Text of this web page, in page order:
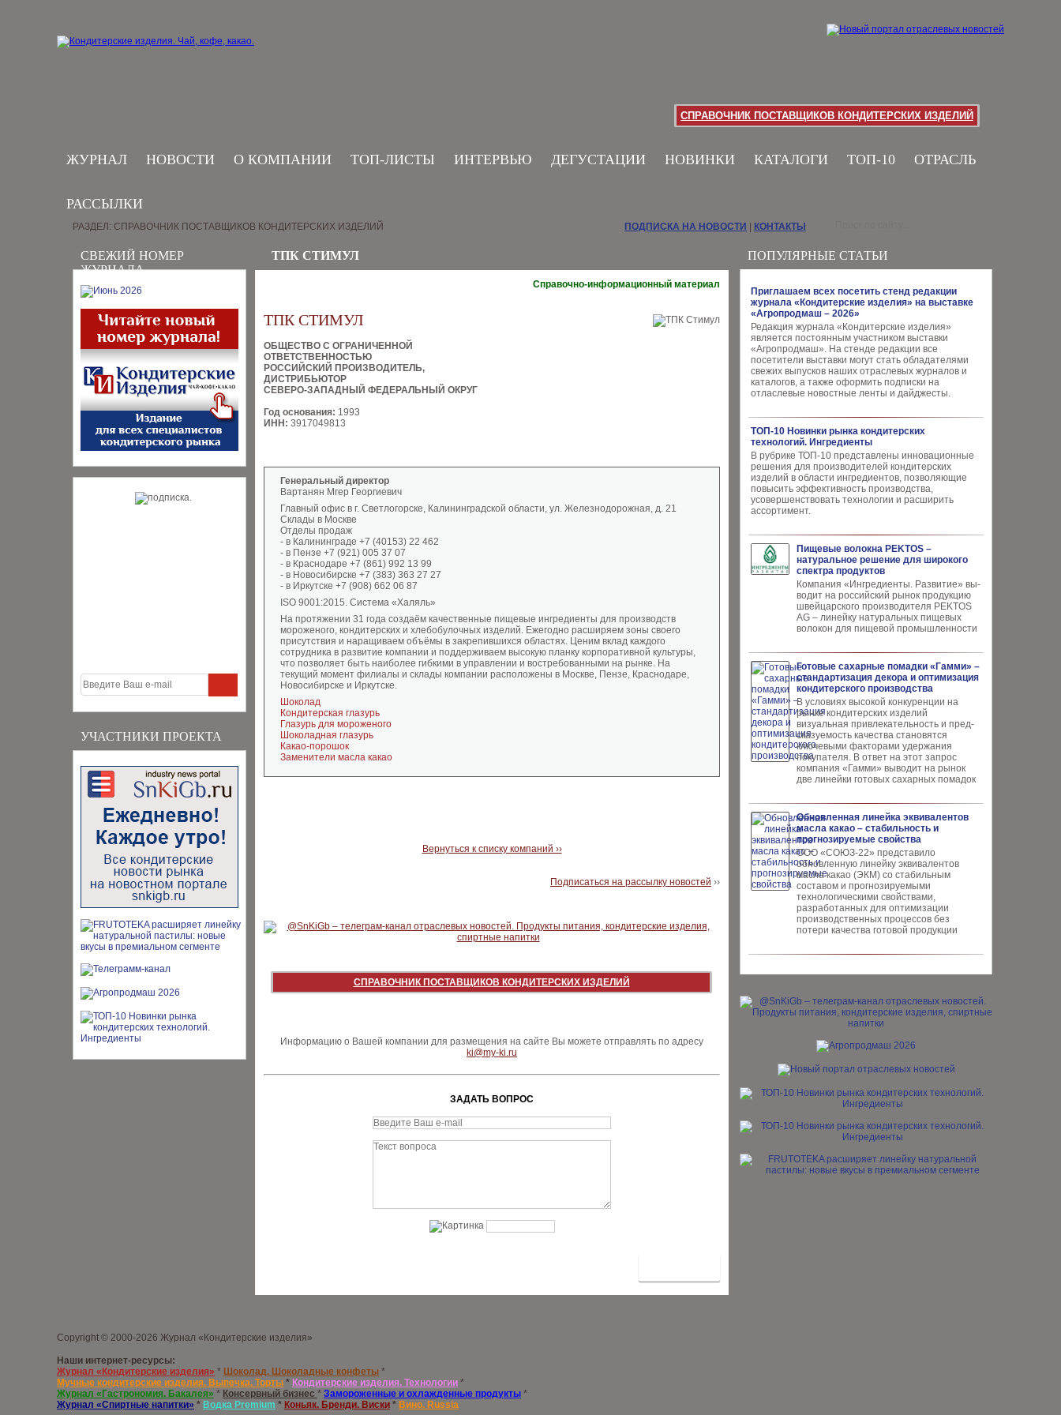
СПРАВОЧНИК ПОСТАВЩИКОВ КОНДИТЕРСКИХ ИЗДЕЛИЙ
ЖУРНАЛ НОВОСТИ О КОМПАНИИ ТОП-ЛИСТЫ ИНТЕРВЬЮ ДЕГУСТАЦИИ НОВИНКИ КАТАЛОГИ ТОП-10 ОТРАСЛЬ
РАССЫЛКИ
СВЕЖИЙ НОМЕР
ЖУРНАЛА
УЧАСТНИКИ ПРОЕКТА
ПОПУЛЯРНЫЕ СТАТЬИ
Приглашаем всех посетить стенд редакции
журнала «Кондитерские изделия» на выставке
«Агропродмаш – 2026»
Редакция журнала «Кондитерские изделия»
является постоянным участником выставки
«Агропродмаш». На стенде редакции все
посетители выставки могут стать обладателями
свежих выпусков наших отраслевых журналов и
каталогов, а также оформить подписки на
отласлевые новостные ленты и дайджесты.
ТОП-10 Новинки рынка кондитерских
технологий. Ингредиенты
В рубрике ТОП-10 представлены инновационные
решения для производителей кондитерских
изделий в области ингредиентов, позволяющие
повысить эффективность производства,
усовершенствовать технологии и расширить
ассортимент.
Пищевые волокна PEKTOS –
натуральное решение для широкого
спектра продуктов
Компания «Ингредиенты. Развитие» вы­
водит на российский рынок продукцию
швей­царского производителя PEKTOS
AG – ли­нейку натуральных пищевых
волокон для пи­щевой промышленности
Готовые сахарные помадки «Гамми» –
стандартизация декора и оптимизация
кондитерского производства
В условиях высокой кон­куренции на
рынке конди­терских изделий
визуальная привлекательность и пред­
сказуемость качества ста­новятся
ключевыми факто­рами удержания
покупателя. В ответ на этот запрос
компания «Гамми» выводит на рынок
две линейки готовых сахарных помадок
Обновленная линейка эквивалентов
масла какао – стабильность и
прогнозируемые свойства
ООО «СОЮЗ-22» представило
обновлен­ную линейку эквивалентов
масла ка­као (ЭКМ) со стабильным
составом и прогнозируемыми
технологическими свойствами,
разработанных для опти­мизации
производственных процес­сов без
потери качества готовой про­дукции
РАЗДЕЛ: СПРАВОЧНИК ПОСТАВЩИКОВ КОНДИТЕРСКИХ ИЗДЕЛИЙ ПОДПИСКА НА НОВОСТИ КОНТАКТЫ
ТПК СТИМУЛ
Справочно-информационный материал
ТПК СТИМУЛ
ОБЩЕСТВО С ОГРАНИЧЕННОЙ
ОТВЕТСТВЕННОСТЬЮ
РОССИЙСКИЙ ПРОИЗВОДИТЕЛЬ,
ДИСТРИБЬЮТОР
СЕВЕРО-ЗАПАДНЫЙ ФЕДЕРАЛЬНЫЙ ОКРУГ
Год основания: 1993
ИНН: 3917049813
Генеральный директор
Вартанян Мгер Георгиевич
Главный офис в г. Светлогорске, Калининградской области, ул. Железнодорожная, д. 21
Склады в Москве
Отделы продаж
- в Калининграде +7 (40153) 22 462
- в Пензе +7 (921) 005 37 07
- в Краснодаре +7 (861) 992 13 99
- в Новосибирске +7 (383) 363 27 27
- в Иркутске +7 (908) 662 06 87
ISO 9001:2015. Система «Халяль»
На протяжении 31 года создаём качественные пищевые ингредиенты для производств
мороженого, кондитерских и хлебобулочных изделий. Ежегодно расширяем зоны своего
присутствия и наращиваем объёмы в закрепившихся областях. Ценим вклад каждого
сотрудника в развитие компании и поддерживаем высокую планку корпоративной культуры,
что позволяет быть наиболее гибкими в управлении и востребованными на рынке. На
текущий момент филиалы и склады компании расположены в Москве, Пензе, Краснодаре,
Новосибирске и Иркутске.
Шоколад
Кондитерская глазурь
Глазурь для мороженого
Шоколадная глазурь
Какао-порошок
Заменители масла какао
Вернуться к списку компаний ››
Подписаться на рассылку новостей ››
СПРАВОЧНИК ПОСТАВЩИКОВ КОНДИТЕРСКИХ ИЗДЕЛИЙ
Информацию о Вашей компании для размещения на сайте Вы можете отправлять по адресу
ki@my-ki.ru
ЗАДАТЬ ВОПРОС
Copyright © 2000-2026 Журнал «Кондитерские изделия»
Наши интернет-ресурсы:
Журнал «Кондитерские изделия» * Шоколад. Шоколадные конфеты *
Мучные кондитерские изделия. Выпечка. Торты * Кондитерские изделия. Технологии *
Журнал «Гастрономия. Бакалея» * Консервный бизнес * Замороженные и охлажденные продукты *
Журнал «Спиртные напитки» * Водка Premium * Коньяк. Бренди. Виски * Вино. Russia